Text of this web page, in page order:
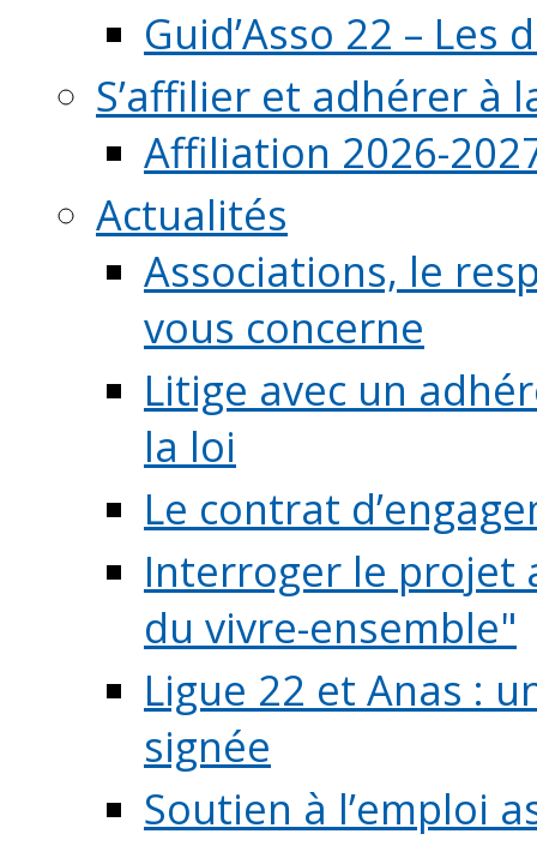
Guid’Asso 22 – Les
S’affilier et adhérer à
Affiliation 2026-
Actualités
Associations, le
vous concerne
Litige avec un
la loi
Le contrat
Interroger le projet
du vivre-ensemble"
Ligue 22 et Anas :
signée
Soutien à l’emploi